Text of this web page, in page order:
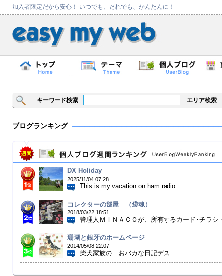
加入者限定だから安心！ いつでも、だれでも、かんたんに！
キーワード検索 エリア検索
ブログランキング
DX Holiday
2025/11/04 07:28
This is my vacation on ham radio
コレクターの部屋 （袋魂）
2018/03/22 18:51
管理人ＭＩＮＡＣＯが、所有するカード･チラ
珊瑚と銀牙のホームページ
2014/05/08 22:07
柴犬家族の おバカな日記デス